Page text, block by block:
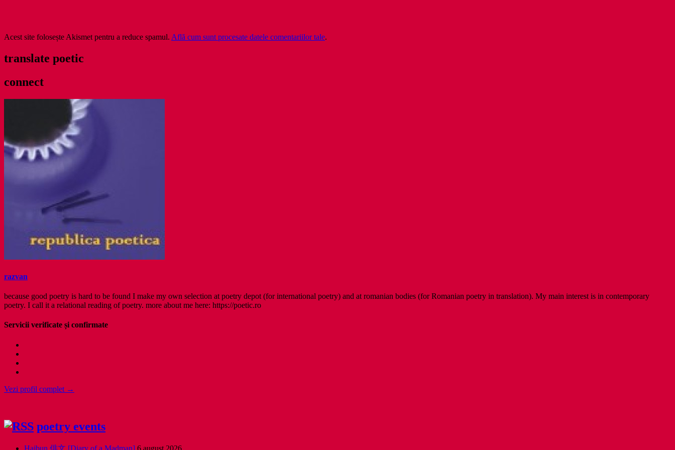
Acest site folosește Akismet pentru a reduce spamul. Află cum sunt procesate datele comentariilor tale.
translate poetic
connect
razvan
because good poetry is hard to be found I make my own selection at poetry depot (for international poetry) and at romanian bodies (for Romanian poetry in translation). My main interest is in contemporary
poetry. I call it a relational reading of poetry. more about me here: https://poetic.ro
Servicii verificate și confirmate
Vezi profil complet →
poetry events
Haibun 俳文 [Diary of a Madman] 6 august 2026